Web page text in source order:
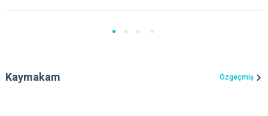
Kaymakam Özgeçmiş